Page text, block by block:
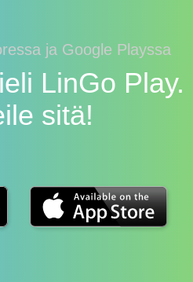
ja Google Playssa
LinGo Play.
sitä!